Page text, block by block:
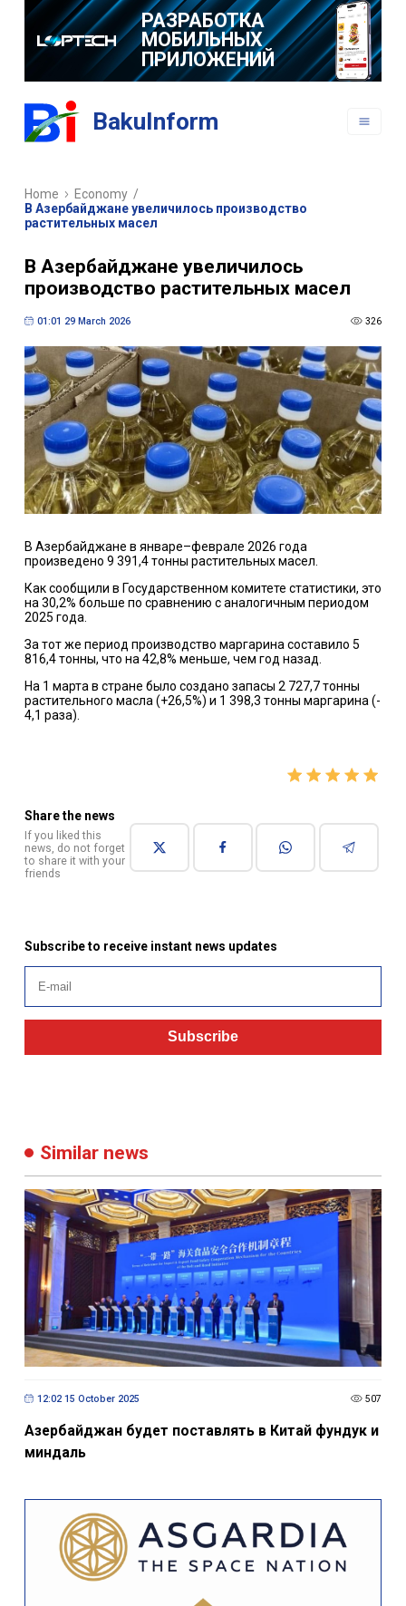
РАЗРАБОТКА
МОБИЛЬНЫХ
ПРИЛОЖЕНИЙ
BakuInform
Home Economy /
В Азербайджане увеличилось производство
растительных масел
В Азербайджане увеличилось
производство растительных масел
01:01 29 March 2026 326
В Азербайджане в январе–феврале 2026 года
произведено 9 391,4 тонны растительных масел.
Как сообщили в Государственном комитете статистики, это
на 30,2% больше по сравнению с аналогичным периодом
2025 года.
За тот же период производство маргарина составило 5
816,4 тонны, что на 42,8% меньше, чем год назад.
На 1 марта в стране было создано запасы 2 727,7 тонны
растительного масла (+26,5%) и 1 398,3 тонны маргарина (-
4,1 раза).
Share the news
If you liked this
news, do not forget
to share it with your
friends
Subscribe to receive instant news updates
Subscribe
Similar news
12:02 15 October 2025 507
Азербайджан будет поставлять в Китай фундук и
миндаль